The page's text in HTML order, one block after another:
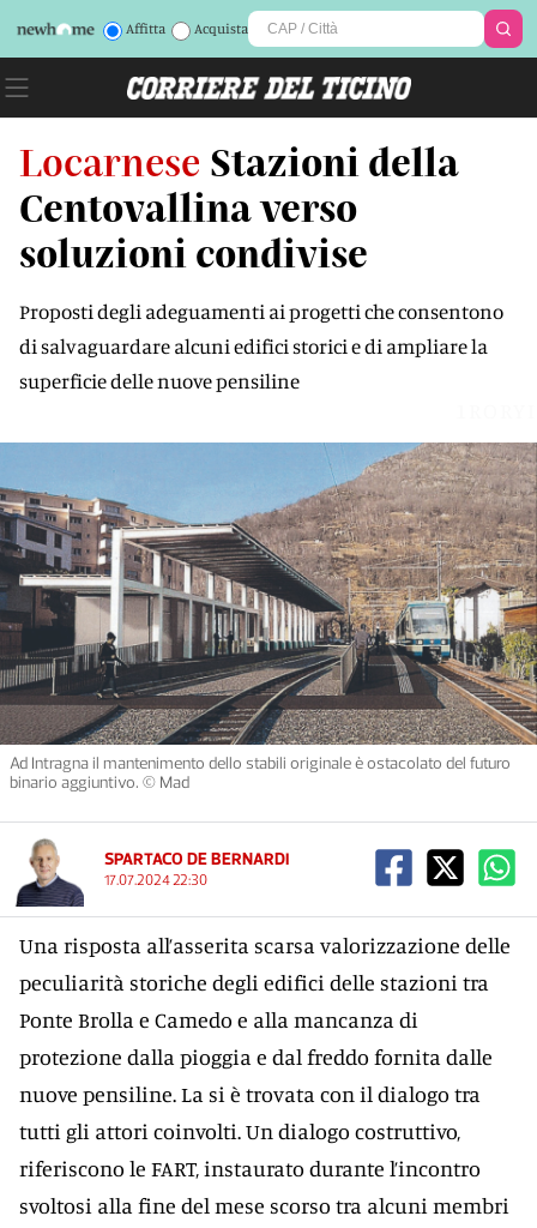
Affitta Acquista
Locarnese Stazioni della
Centovallina verso
soluzioni condivise
Proposti degli adeguamenti ai progetti che consentono
di salvaguardare alcuni edifici storici e di ampliare la
superficie delle nuove pensiline
Ad Intragna il mantenimento dello stabili originale è ostacolato del futuro
binario aggiuntivo. © Mad
SPARTACO DE BERNARDI
17.07.2024 22:30
Una risposta all’asserita scarsa valorizzazione delle
peculiarità storiche degli edifici delle stazioni tra
Ponte Brolla e Camedo e alla mancanza di
protezione dalla pioggia e dal freddo fornita dalle
nuove pensiline. La si è trovata con il dialogo tra
tutti gli attori coinvolti. Un dialogo costruttivo,
riferiscono le FART, instaurato durante l’incontro
svoltosi alla fine del mese scorso tra alcuni membri